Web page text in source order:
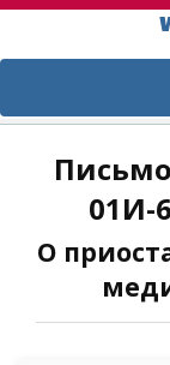
01И-
О